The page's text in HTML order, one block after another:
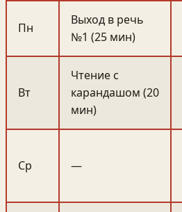
Пн
Выход в речь
№1 (25 мин)
Вт
Чтение с
карандашом (20
мин)
Ср —